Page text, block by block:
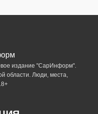
издание "СарИнформ".
области. Люди, места,